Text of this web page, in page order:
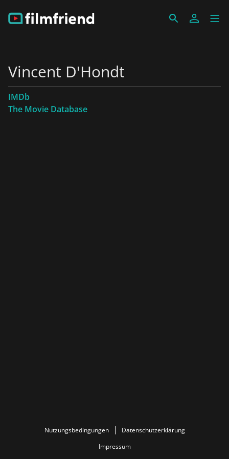
Vincent D'Hondt
IMDb
The Movie Database
Nutzungsbedingungen
Datenschutzerklärung
Impressum